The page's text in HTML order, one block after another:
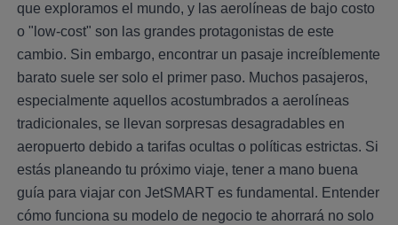
que exploramos el mundo, y las aerolíneas de bajo costo
o "low-cost" son las grandes protagonistas de este
cambio. Sin embargo, encontrar un pasaje increíblemente
barato suele ser solo el primer paso. Muchos pasajeros,
especialmente aquellos acostumbrados a aerolíneas
tradicionales, se llevan sorpresas desagradables en
aeropuerto debido a tarifas ocultas o políticas estrictas. Si
estás planeando tu próximo viaje, tener a mano buena
guía para viajar con JetSMART es fundamental. Entender
cómo funciona su modelo de negocio te ahorrará no solo